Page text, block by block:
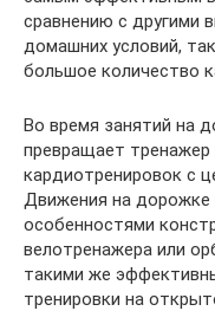
сравнению с другими
домашних условий,
большое количество
Во время занятий на
превращает тренажер
кардиотренировок с
Движения на дорожке
особенностями
велотренажера или
такими же
тренировки на